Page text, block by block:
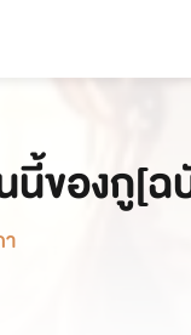
นี้ของกู[ฉ